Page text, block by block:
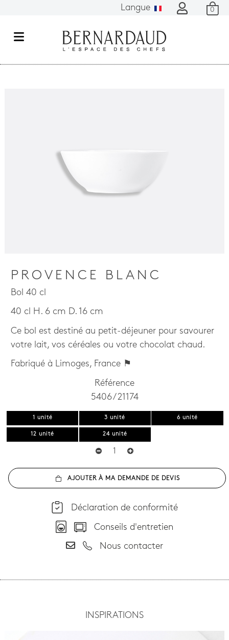
Langue 0
M
PROVENCE BLANC
Bol 40 cl
40 cl H. 6 cm D. 16 cm
Ce bol est destiné au petit-déjeuner pour savourer
votre lait, vos céréales ou votre chocolat chaud.
Fabriqué à Limoges, France ⚑
Référence
5406 / 21174
1 unité 3 unité 6 unité
12 unité 24 unité
AJOUTER À MA DEMANDE DE DEVIS
Déclaration de conformité
Conseils d'entretien
Nous contacter
INSPIRATIONS